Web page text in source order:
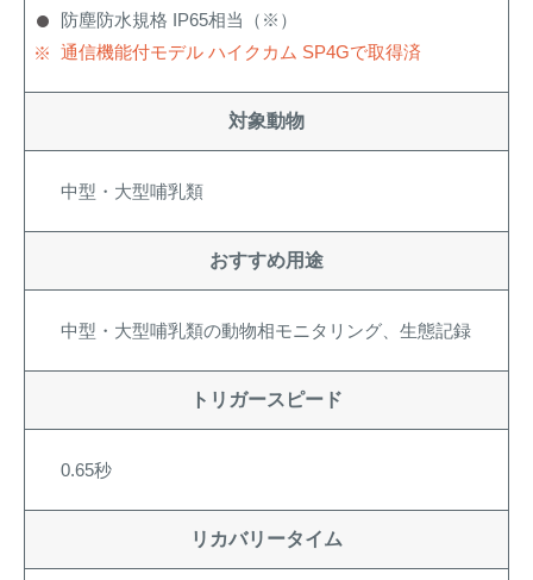
防塵防水規格 IP65相当（※）
通信機能付モデル ハイクカム SP4Gで取得済
対象動物
中型・大型哺乳類
おすすめ用途
中型・大型哺乳類の動物相モニタリング、生態記録
トリガースピード
0.65秒
リカバリータイム